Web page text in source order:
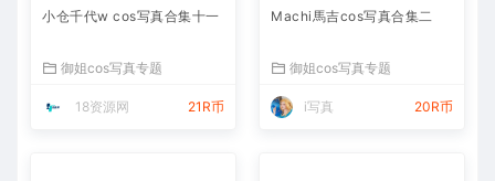
小仓千代w cos写真合集十一
御姐cos写真专题
18资源网 21R币
Machi馬吉cos写真合集二
御姐cos写真专题
i写真 20R币